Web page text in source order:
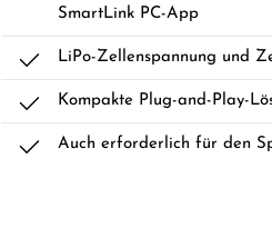
SmartLink PC-App
LiPo-Zellenspannung und
Kompakte Plug-and-Play-
Auch erforderlich für den